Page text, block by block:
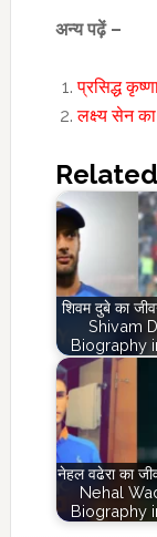
अन्य पढ़ें –
प्रसिद्ध
लक्ष्य सेन
शिवम दुबे का
Shivam
Biography
नेहल वढेरा का
Nehal
Biography